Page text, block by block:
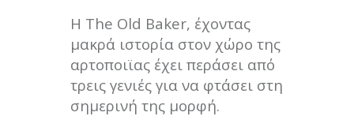
Η The Old Baker, έχοντας
μακρά ιστορία στον χώρο της
αρτοποιϊας έχει περάσει από
τρεις γενιές για να φτάσει στη
σημερινή της μορφή.